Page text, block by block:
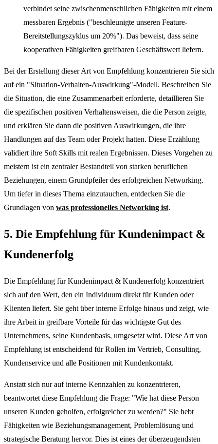
verbindet seine zwischenmenschlichen Fähigkeiten mit einem
messbaren Ergebnis ("beschleunigte unseren Feature-
Bereitstellungszyklus um 20%"). Das beweist, dass seine
kooperativen Fähigkeiten greifbaren Geschäftswert liefern.
Bei der Erstellung dieser Art von Empfehlung konzentrieren Sie sich
auf ein "Situation-Verhalten-Auswirkung"-Modell. Beschreiben Sie
die Situation, die eine Zusammenarbeit erforderte, detaillieren Sie
die spezifischen positiven Verhaltensweisen, die die Person zeigte,
und erklären Sie dann die positiven Auswirkungen, die ihre
Handlungen auf das Team oder Projekt hatten. Diese Erzählung
validiert ihre Soft Skills mit realen Ergebnissen. Dieses Vorgehen zu
meistern ist ein zentraler Bestandteil von starken beruflichen
Beziehungen, einem Grundpfeiler des erfolgreichen Networking.
Um tiefer in dieses Thema einzutauchen, entdecken Sie die
Grundlagen von was professionelles Networking ist.
5. Die Empfehlung für Kundenimpact &
Kundenerfolg
Die Empfehlung für Kundenimpact & Kundenerfolg konzentriert
sich auf den Wert, den ein Individuum direkt für Kunden oder
Klienten liefert. Sie geht über interne Erfolge hinaus und zeigt, wie
ihre Arbeit in greifbare Vorteile für das wichtigste Gut des
Unternehmens, seine Kundenbasis, umgesetzt wird. Diese Art von
Empfehlung ist entscheidend für Rollen im Vertrieb, Consulting,
Kundenservice und alle Positionen mit Kundenkontakt.
Anstatt sich nur auf interne Kennzahlen zu konzentrieren,
beantwortet diese Empfehlung die Frage: "Wie hat diese Person
unseren Kunden geholfen, erfolgreicher zu werden?" Sie hebt
Fähigkeiten wie Beziehungsmanagement, Problemlösung und
strategische Beratung hervor. Dies ist eines der überzeugendsten